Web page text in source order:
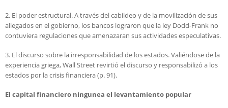
2. El poder estructural. A través del cabildeo y de la movilización de sus
allegados en el gobierno, los bancos lograron que la ley Dodd-Frank no
contuviera regulaciones que amenazaran sus actividades especulativas.
3. El discurso sobre la irresponsabilidad de los estados. Valiéndose de la
experiencia griega, Wall Street revirtió el discurso y responsabilizó a los
estados por la crisis financiera (p. 91).
El capital financiero ningunea el levantamiento popular